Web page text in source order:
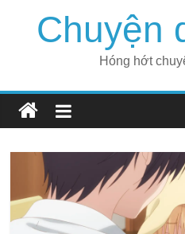
Chuyện
Hóng hớt